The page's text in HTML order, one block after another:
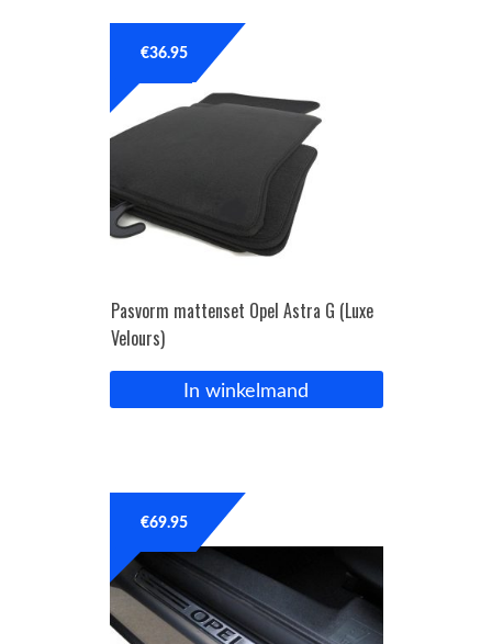
Pasvorm mattenset Opel Astra G (Luxe
Velours)
€36.95
In winkelmand
€69.95